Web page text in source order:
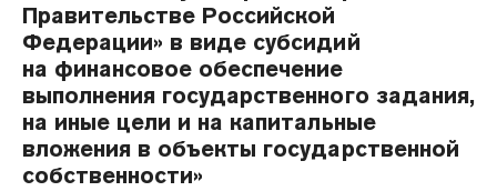
Правительстве Российской
Федерации» в виде субсидий
на финансовое обеспечение
выполнения государственного задания,
на иные цели и на капитальные
вложения в объекты государственной
собственности»